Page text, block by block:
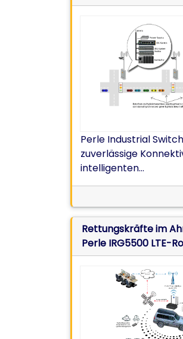
zuverlässige
gewährleisten
Perle Industrial
zuverlässige
intelligenten
Rettungskräfte im
Perle IRG5500 LTE-